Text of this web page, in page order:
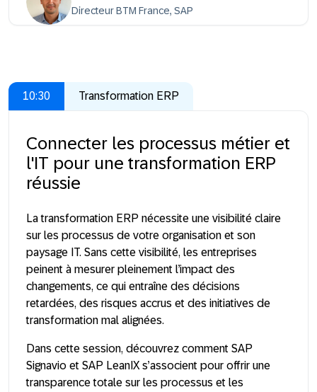
Directeur BTM France, SAP
10:30 Transformation ERP
Connecter les processus métier et
l'IT pour une transformation ERP
réussie
La transformation ERP nécessite une visibilité claire
sur les processus de votre organisation et son
paysage IT. Sans cette visibilité, les entreprises
peinent à mesurer pleinement l’impact des
changements, ce qui entraîne des décisions
retardées, des risques accrus et des initiatives de
transformation mal alignées.
Dans cette session, découvrez comment SAP
Signavio et SAP LeanIX s’associent pour offrir une
transparence totale sur les processus et les